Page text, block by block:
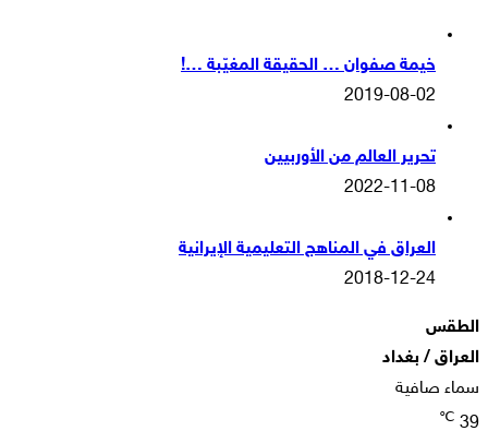
خيمة صفوان … الحقيقة المغيّبة …!
2019-08-02
تحرير العالم من الأوربيين
2022-11-08
العراق في المناهج التعليمية الإيرانية
2018-12-24
الطقس
العراق / بغداد
سماء صافية
39
℃